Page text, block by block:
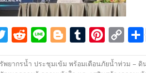
T
w
itt
R
e
d
Li
n
e
Bl
o
g
T
u
m
Pi
nt
er
C
o
p
ว
พยากรน้ำ ประชุมเข้ม พร้อมเตือนภัยน้ำท่วม – ดิ